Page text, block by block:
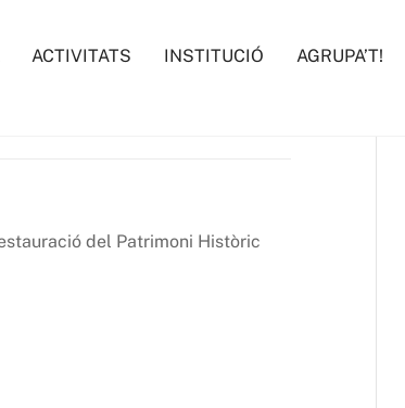
ACTIVITATS INSTITUCIÓ AGRUPA’T!
del Patrimoni Històric